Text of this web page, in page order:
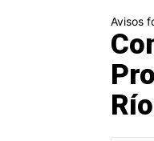
Avisos